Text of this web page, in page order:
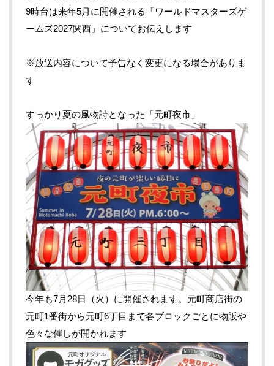
9時台は来年5月に開催される「ワールドマスターズゲ
ームズ2027関西」についてお伝えします
※放送内容について予告なく変更になる場合がありま
す
すっかり夏の風物詩となった「元町夜市」
今年も7月28日（火）に開催されます。元町商店街の
元町1番街から元町6丁目まで各ブロックごとに物販や
色々な催しが開かれます